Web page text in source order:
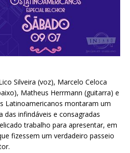
Silveira (voz), Marcelo Celoca
Matheus Herrmann (guitarra) e
Latinoamericanos montaram um
infindáveis e consagradas
trabalho para apresentar, em
fizessem um verdadeiro passeio